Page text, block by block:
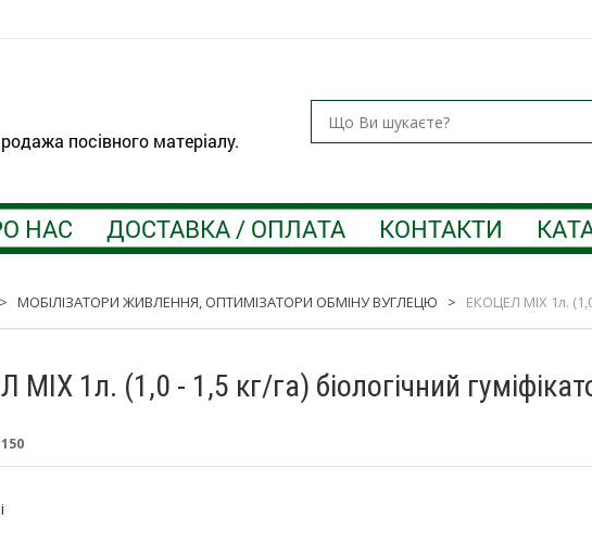
посівного матеріалу.
НАС ДОСТАВКА / ОПЛАТА КОНТАКТИ
> МОБІЛІЗАТОРИ ЖИВЛЕННЯ, ОПТИМІЗАТОРИ ОБМІНУ ВУГЛЕЦЮ > ЕКОЦЕЛ MIX 1л.
MIX 1л. (1,0 - 1,5 кг/га) біологічний